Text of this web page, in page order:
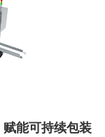
能可持续包装